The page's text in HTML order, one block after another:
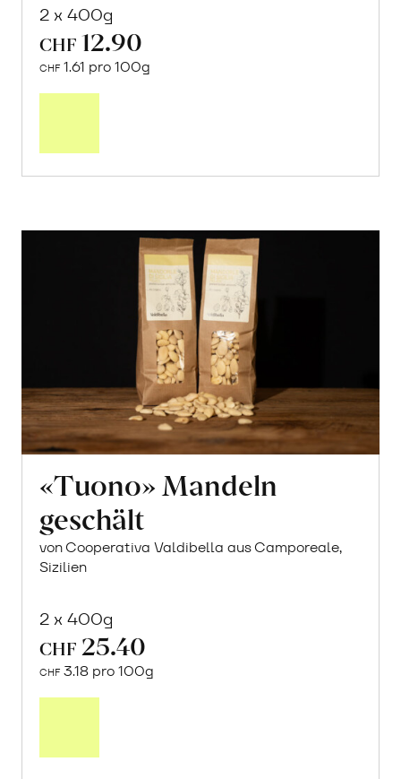
2 x 400g
CHF 12.90
CHF 1.61 pro 100g
«Tuono» Mandeln
geschält
von Cooperativa Valdibella aus Camporeale,
Sizilien
2 x 400g
CHF 25.40
CHF 3.18 pro 100g